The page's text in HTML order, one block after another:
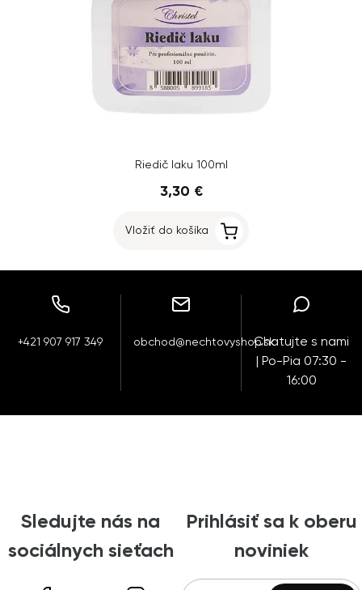
Riedič laku 100ml
3,30 €
Vložiť do košíka
+421 907 917 349 obchod@nechtovyshop.skChatujte s nami
| Po-Pia 07:30 -
16:00
Sledujte nás na
sociálnych sieťach
Prihlásiť sa k oberu
noviniek